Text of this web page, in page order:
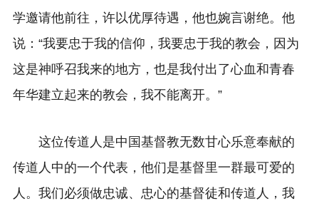
学邀请他前往，许以优厚待遇，他也婉言谢绝。他
说：“我要忠于我的信仰，我要忠于我的教会，因为
这是神呼召我来的地方，也是我付出了心血和青春
年华建立起来的教会，我不能离开。”
这位传道人是中国基督教无数甘心乐意奉献的
传道人中的一个代表，他们是基督里一群最可爱的
人。我们必须做忠诚、忠心的基督徒和传道人，我